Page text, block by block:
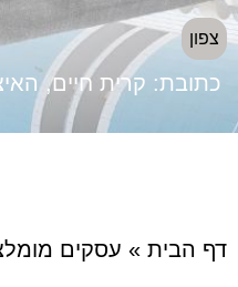
צפון
כתובת: קרית חיים,
דף הבית » עסקים